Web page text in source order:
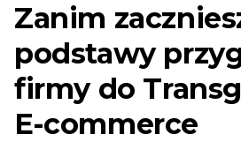
Zanim
podstawy
firmy do
E-commerce